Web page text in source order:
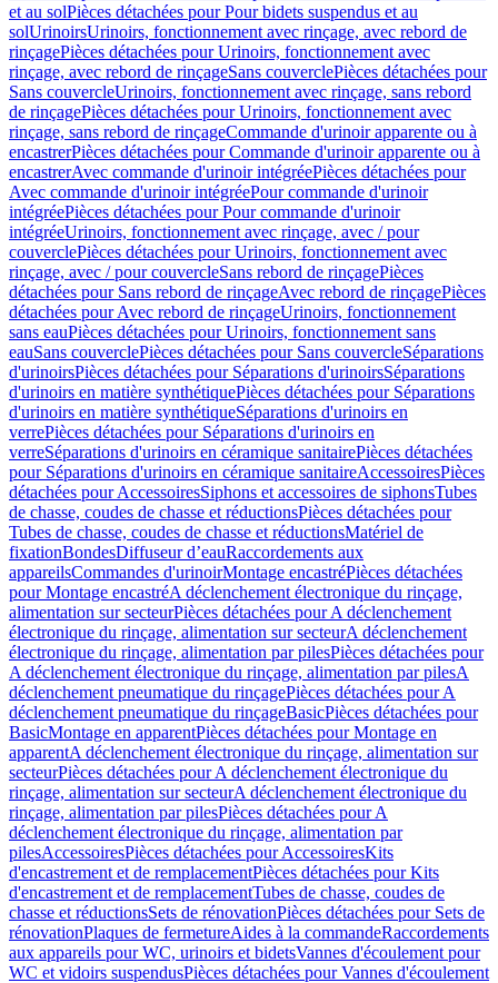
et au solPièces détachées pour Pour bidets suspendus et au
solUrinoirsUrinoirs, fonctionnement avec rinçage, avec rebord de
rinçagePièces détachées pour Urinoirs, fonctionnement avec
rinçage, avec rebord de rinçageSans couverclePièces détachées pour
Sans couvercleUrinoirs, fonctionnement avec rinçage, sans rebord
de rinçagePièces détachées pour Urinoirs, fonctionnement avec
rinçage, sans rebord de rinçageCommande d'urinoir apparente ou à
encastrerPièces détachées pour Commande d'urinoir apparente ou à
encastrerAvec commande d'urinoir intégréePièces détachées pour
Avec commande d'urinoir intégréePour commande d'urinoir
intégréePièces détachées pour Pour commande d'urinoir
intégréeUrinoirs, fonctionnement avec rinçage, avec / pour
couverclePièces détachées pour Urinoirs, fonctionnement avec
rinçage, avec / pour couvercleSans rebord de rinçagePièces
détachées pour Sans rebord de rinçageAvec rebord de rinçagePièces
détachées pour Avec rebord de rinçageUrinoirs, fonctionnement
sans eauPièces détachées pour Urinoirs, fonctionnement sans
eauSans couverclePièces détachées pour Sans couvercleSéparations
d'urinoirsPièces détachées pour Séparations d'urinoirsSéparations
d'urinoirs en matière synthétiquePièces détachées pour Séparations
d'urinoirs en matière synthétiqueSéparations d'urinoirs en
verrePièces détachées pour Séparations d'urinoirs en
verreSéparations d'urinoirs en céramique sanitairePièces détachées
pour Séparations d'urinoirs en céramique sanitaireAccessoiresPièces
détachées pour AccessoiresSiphons et accessoires de siphonsTubes
de chasse, coudes de chasse et réductionsPièces détachées pour
Tubes de chasse, coudes de chasse et réductionsMatériel de
fixationBondesDiffuseur d’eauRaccordements aux
appareilsCommandes d'urinoirMontage encastréPièces détachées
pour Montage encastréA déclenchement électronique du rinçage,
alimentation sur secteurPièces détachées pour A déclenchement
électronique du rinçage, alimentation sur secteurA déclenchement
électronique du rinçage, alimentation par pilesPièces détachées pour
A déclenchement électronique du rinçage, alimentation par pilesA
déclenchement pneumatique du rinçagePièces détachées pour A
déclenchement pneumatique du rinçageBasicPièces détachées pour
BasicMontage en apparentPièces détachées pour Montage en
apparentA déclenchement électronique du rinçage, alimentation sur
secteurPièces détachées pour A déclenchement électronique du
rinçage, alimentation sur secteurA déclenchement électronique du
rinçage, alimentation par pilesPièces détachées pour A
déclenchement électronique du rinçage, alimentation par
pilesAccessoiresPièces détachées pour AccessoiresKits
d'encastrement et de remplacementPièces détachées pour Kits
d'encastrement et de remplacementTubes de chasse, coudes de
chasse et réductionsSets de rénovationPièces détachées pour Sets de
rénovationPlaques de fermetureAides à la commandeRaccordements
aux appareils pour WC, urinoirs et bidetsVannes d'écoulement pour
WC et vidoirs suspendusPièces détachées pour Vannes d'écoulement